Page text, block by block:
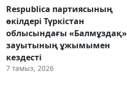
Respublica партиясының
өкілдері Түркістан
облысындағы «Балмұздақ»
зауытының ұжымымен
кездесті
7 тамыз, 2026